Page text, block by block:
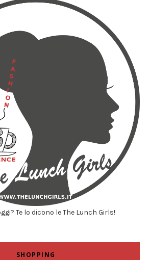
Te lo dicono le The Lunch Girls!
SHOPPING